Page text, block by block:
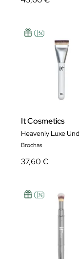
It Cosmetics
Heavenly Luxe
Brochas
37,60 €